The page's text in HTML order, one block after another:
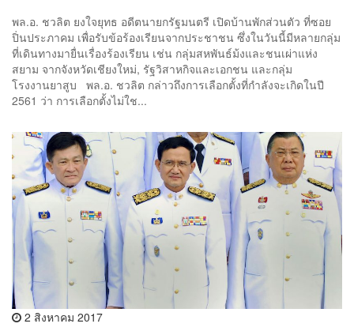
พล.อ. ชวลิต ยงใจยุทธ อดีตนายกรัฐมนตรี เปิดบ้านพักส่วนตัว ที่ซอย
ปิ่นประภาคม เพื่อรับข้อร้องเรียนจากประชาชน ซึ่งในวันนี้มีหลายกลุ่ม
ที่เดินทางมายื่นเรื่องร้องเรียน เช่น กลุ่มสหพันธ์ม้งและชนเผ่าแห่ง
สยาม จากจังหวัดเชียงใหม่, รัฐวิสาหกิจและเอกชน และกลุ่ม
โรงงานยาสูบ พล.อ. ชวลิต กล่าวถึงการเลือกตั้งที่กำลังจะเกิดในปี
2561 ว่า การเลือกตั้งไม่ใช...
2 สิงหาคม 2017